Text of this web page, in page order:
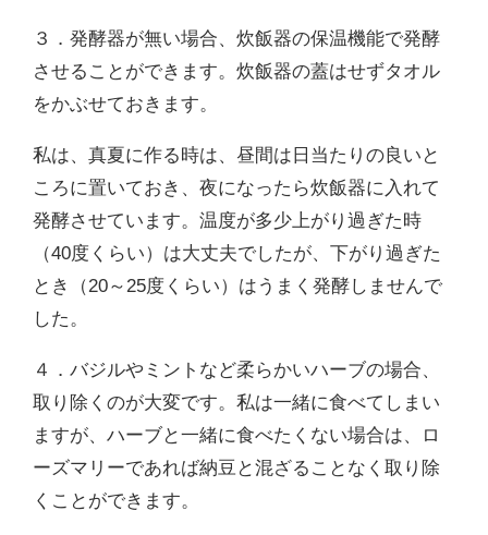
３．発酵器が無い場合、炊飯器の保温機能で発酵
させることができます。炊飯器の蓋はせずタオル
をかぶせておきます。
私は、真夏に作る時は、昼間は日当たりの良いと
ころに置いておき、夜になったら炊飯器に入れて
発酵させています。温度が多少上がり過ぎた時
（40度くらい）は大丈夫でしたが、下がり過ぎた
とき（20～25度くらい）はうまく発酵しませんで
した。
４．バジルやミントなど柔らかいハーブの場合、
取り除くのが大変です。私は一緒に食べてしまい
ますが、ハーブと一緒に食べたくない場合は、ロ
ーズマリーであれば納豆と混ざることなく取り除
くことができます。